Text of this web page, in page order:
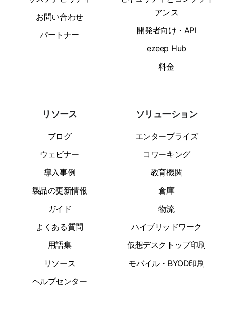
お問い合わせ
パートナー
アンス
開発者向け・API
ezeep Hub
料金
リソース
ブログ
ウェビナー
導入事例
製品の更新情報
ガイド
よくある質問
用語集
リソース
ヘルプセンター
ソリューション
エンタープライズ
コワーキング
教育機関
倉庫
物流
ハイブリッドワーク
仮想デスクトップ印刷
モバイル・BYOD印刷